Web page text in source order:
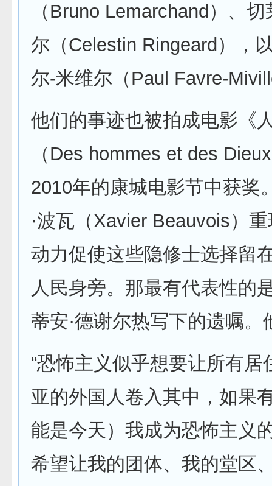
（Bruno Lemarchand）、切
尔（Celestin Ringeard），
尔-米维尔（Paul Favre-
他们的事迹也被拍成电影《
（Des hommes et des
2010年的康城电影节中获奖
·波瓦（Xavier Beauvois）
动力促使这些隐修士选择留
人民身旁。那最有代表性的
蒂安·德谢尔热写下的遗嘱。
“恐怖主义似乎想要让所有居
亚的外国人卷入其中，如果
能是今天）我成为恐怖主义
希望让我的团体、我的堂区